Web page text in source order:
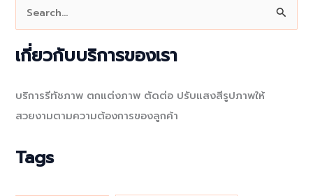
r
เกี่ยวกับบริการของเรา
บริการรีทัชภาพ ตกแต่งภาพ ตัดต่อ ปรับแสงสีรูปภาพให้
สวยงามตามความต้องการของลูกค้า
Tags